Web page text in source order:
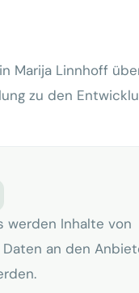
Marija Linnhoff
zu den
werden Inhalte von
Daten an den